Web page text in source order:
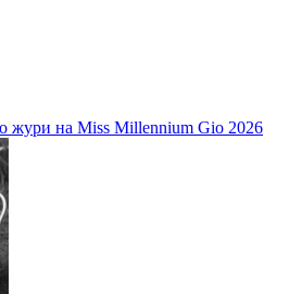
жури на Miss Millennium Gio 2026